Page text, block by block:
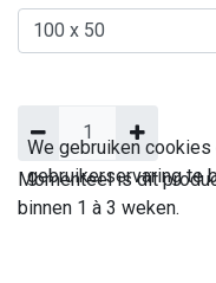
Momenteel is dit
binnen 1 à 3 weken.
We gebruiken
gebruikerservaring te